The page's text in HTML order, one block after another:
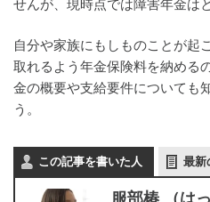
せんが、現時点では障害年金は
自分や家族にもしものことが起
取れるよう年金保険料を納める
金の概要や支給要件についても
う。
この記事を書いた人 最新
服部椿 （は